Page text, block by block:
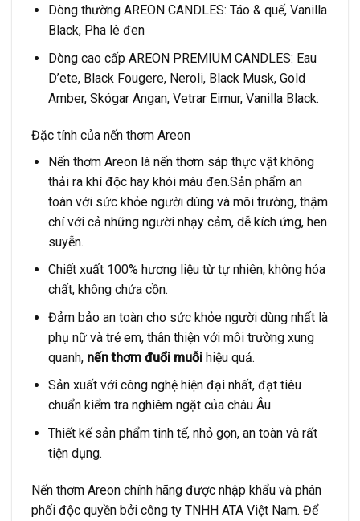
Dòng thường AREON CANDLES: Táo & quế, Vanilla
Black, Pha lê đen
Dòng cao cấp AREON PREMIUM CANDLES: Eau
D’ete, Black Fougere, Neroli, Black Musk, Gold
Amber, Skógar Angan, Vetrar Eimur, Vanilla Black.
Đặc tính của nến thơm Areon
Nến thơm Areon là nến thơm sáp thực vật không
thải ra khí độc hay khói màu đen.Sản phẩm an
toàn với sức khỏe người dùng và môi trường, thậm
chí với cả những người nhạy cảm, dễ kích ứng, hen
suyễn.
Chiết xuất 100% hương liệu từ tự nhiên, không hóa
chất, không chứa cồn.
Đảm bảo an toàn cho sức khỏe người dùng nhất là
phụ nữ và trẻ em, thân thiện với môi trường xung
quanh, nến thơm đuổi muỗihiệu quả.
Sản xuất với công nghệ hiện đại nhất, đạt tiêu
chuẩn kiểm tra nghiêm ngặt của châu Âu.
Thiết kế sản phẩm tinh tế, nhỏ gọn, an toàn và rất
tiện dụng.
Nến thơm Areon chính hãng được nhập khẩu và phân
phối độc quyền bởi công ty TNHH ATA Việt Nam. Để